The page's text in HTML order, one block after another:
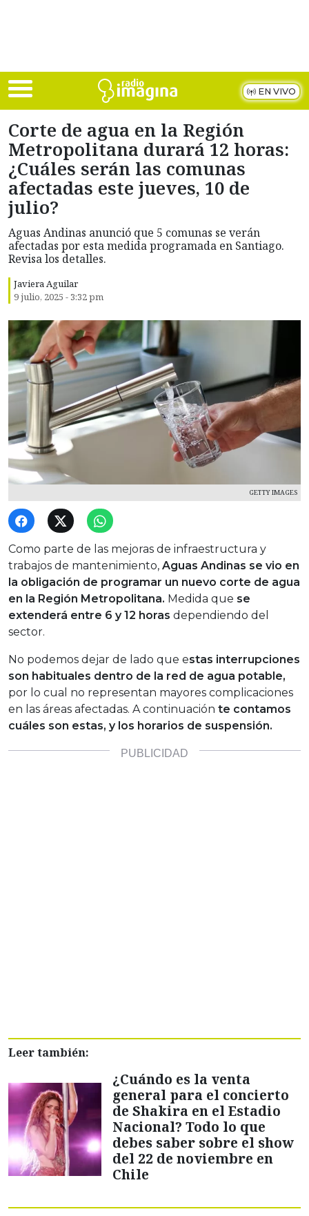
EN VIVO
Corte de agua en la Región
Metropolitana durará 12 horas:
¿Cuáles serán las comunas
afectadas este jueves, 10 de
julio?
Aguas Andinas anunció que 5 comunas se verán
afectadas por esta medida programada en Santiago.
Revisa los detalles.
Javiera Aguilar
9 julio, 2025 - 3:32 pm
GETTY IMAGES
Como parte de las mejoras de infraestructura y
trabajos de mantenimiento, Aguas Andinas se vio en
la obligación de programar un nuevo corte de agua
en la Región Metropolitana. Medida que se
extenderá entre 6 y 12 horas dependiendo del
sector.
No podemos dejar de lado que estas interrupciones
son habituales dentro de la red de agua potable,
por lo cual no representan mayores complicaciones
en las áreas afectadas. A continuación te contamos
cuáles son estas, y los horarios de suspensión.
Leer también:
¿Cuándo es la venta
general para el concierto
de Shakira en el Estadio
Nacional? Todo lo que
debes saber sobre el show
del 22 de noviembre en
Chile